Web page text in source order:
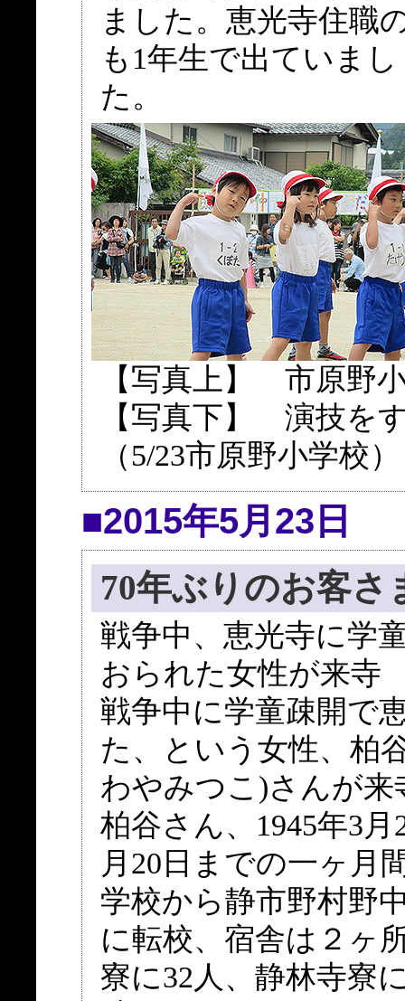
ました。恵光寺住職
も1年生で出ていまし
た。
【写真上】 市原野
【写真下】 演技を
（5/23市原野小学校）
■2015年5月23日
70年ぶりのお客さ
戦争中、恵光寺に学
おられた女性が来寺
戦争中に学童疎開で
た、という女性、柏
わやみつこ)さんが来
柏谷さん、1945年3月
月20日までの一ヶ月
学校から静市野村野
に転校、宿舎は２ヶ
寮に32人、静林寺寮